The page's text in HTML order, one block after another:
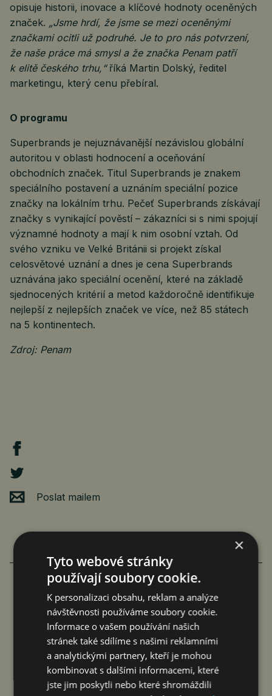
opisuje historii, inovace a klíčové hodnoty oceněných
značek. „Jsme hrdí, že jsme se mezi oceněnými
značkami ocitli už podruhé. Je to pro nás potvrzení,
že naše práce má smysl a že značka Penam patří
k elitě českého trhu,“ říká Martin Dolský, ředitel
marketingu, který cenu přebíral.
O programu
Superbrands je nejuznávanější nezávislou globální
autoritou v oblasti hodnocení a oceňování
obchodních značek. Titul Superbrands je znakem
speciálního postavení a uznáním speciální pozice
značky na lokálním trhu. Pečeť Superbrands získávají
značky s vynikající pověstí – zákazníci si s nimi spojují
významné hodnoty a mají k nim osobní vztah. Od
svého vzniku ve Velké Británii si projekt získal
celosvětové uznání a dnes je cena Superbrands
uznávána jako speciální ocenění, které na základě
sjednocených kritérií a metod každoročně identifikuje
nejlepší z nejlepších značek ve více, než 85 státech
na 5 kontinentech.
Zdroj: Penam
Poslat mailem
FAMILIARITÉ: POETICKÉ PROPOJENÍ
FILMU A LITERATURY
8. 8. 2026
×
Tyto webové stránky
používají soubory cookie.
K personalizaci obsahu, reklam a analýze
návštěvnosti používáme soubory cookie.
Informace o vašem používání našich
stránek také sdílíme s našimi reklamními
a analytickými partnery, kteří je mohou
kombinovat s dalšími informacemi, které
jste jim poskytli nebo které shromáždili